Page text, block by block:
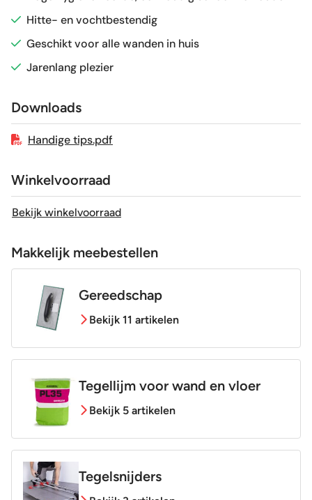
Vorstbestendig
Hitte- en vochtbestendig
Geschikt voor alle wanden in huis
Jarenlang plezier
Downloads
Handige tips.pdf
Winkelvoorraad
Bekijk winkelvoorraad
Makkelijk meebestellen
Gereedschap
Bekijk 11 artikelen
Tegellijm voor wand en vloer
Bekijk 5 artikelen
Tegelsnijders